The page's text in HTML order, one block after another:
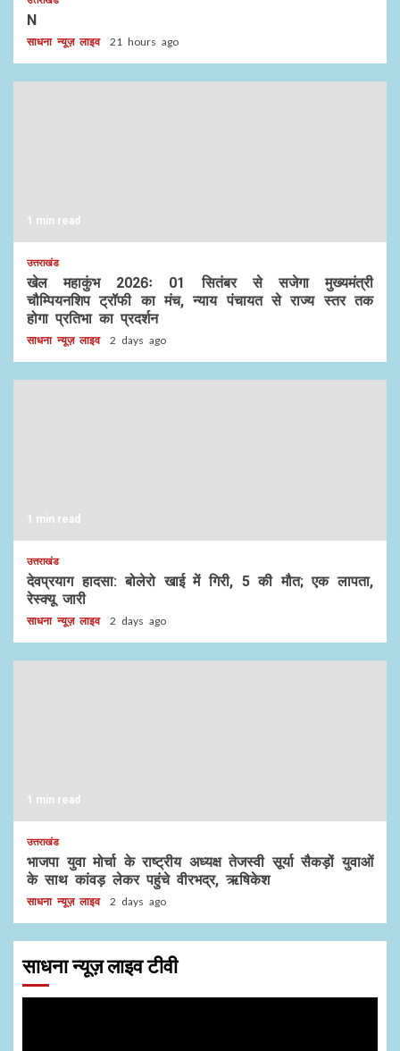
N
साधना न्यूज़ लाइव 21 hours ago
1 min read
उत्तराखंड
खेल महाकुंभ 2026ः 01 सितंबर से सजेगा मुख्यमंत्री
चौम्पियनशिप ट्रॉफी का मंच, न्याय पंचायत से राज्य स्तर तक
होगा प्रतिभा का प्रदर्शन
साधना न्यूज़ लाइव 2 days ago
1 min read
उत्तराखंड
देवप्रयाग हादसा: बोलेरो खाई में गिरी, 5 की मौत; एक लापता,
रेस्क्यू जारी
साधना न्यूज़ लाइव 2 days ago
1 min read
उत्तराखंड
भाजपा युवा मोर्चा के राष्ट्रीय अध्यक्ष तेजस्वी सूर्या सैकड़ों युवाओं
के साथ कांवड़ लेकर पहुंचे वीरभद्र, ऋषिकेश
साधना न्यूज़ लाइव 2 days ago
साधना न्यूज़ लाइव टीवी